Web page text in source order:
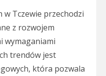
Tczewie przechodzi
z rozwojem
wymaganiami
trendów jest
która pozwala